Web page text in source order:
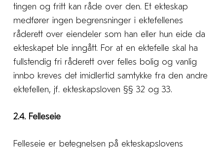
tingen og fritt kan råde over den. Et ekteskap
medfører ingen begrensninger i ektefellenes
råderett over eiendeler som han eller hun eide da
ekteskapet ble inngått. For at en ektefelle skal ha
fullstendig fri råderett over felles bolig og vanlig
innbo kreves det imidlertid samtykke fra den andre
ektefellen, jf. ekteskapsloven §§ 32 og 33.
2.4. Felleseie
Felleseie er betegnelsen på ekteskapslovens